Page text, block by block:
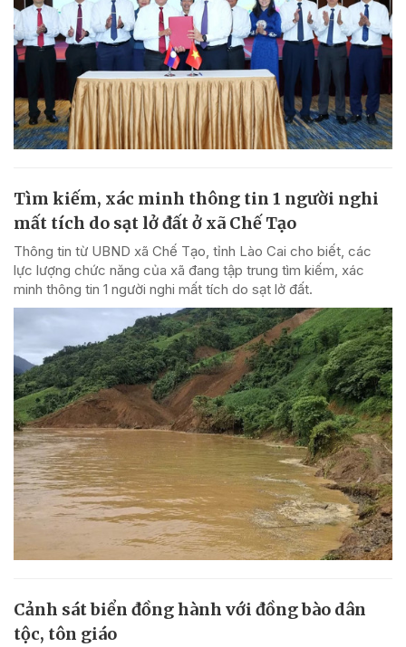
Tìm kiếm, xác minh thông tin 1 người nghi
mất tích do sạt lở đất ở xã Chế Tạo
Thông tin từ UBND xã Chế Tạo, tỉnh Lào Cai cho biết, các
lực lượng chức năng của xã đang tập trung tìm kiếm, xác
minh thông tin 1 người nghi mất tích do sạt lở đất.
Cảnh sát biển đồng hành với đồng bào dân
tộc, tôn giáo